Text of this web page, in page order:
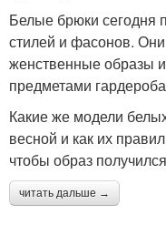
Белые брюки сегодня
стилей и фасонов.
женственные образы
предметами
Какие же модели
весной и как их
чтобы образ
читать дальше →